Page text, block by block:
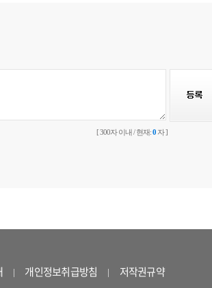
[ 300자 이내 / 현재:0 자 ]
개인정보취급방침 저작권규약